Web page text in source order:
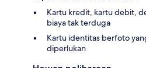
Kartu kredit, kartu debit,
biaya tak terduga
Kartu identitas berfoto
diperlukan